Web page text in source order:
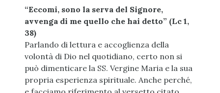
“Eccomi, sono la serva del Signore,
avvenga di me quello che hai detto” (Lc 1,
38)
Parlando di lettura e accoglienza della
volontà di Dio nel quotidiano, certo non si
può dimenticare la SS. Vergine Maria e la sua
propria esperienza spirituale. Anche perché,